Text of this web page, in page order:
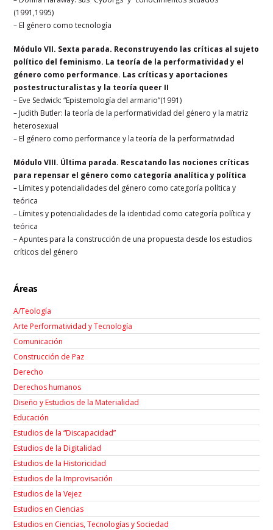
(1991,1995)
– El género como tecnología
Módulo VII. Sexta parada. Reconstruyendo las críticas al sujeto
político del feminismo. La teoría de la performatividad y el
género como performance. Las críticas y aportaciones
postestructuralistas y la teoría queer II
– Eve Sedwick: “Epistemología del armario”(1991)
– Judith Butler: la teoría de la performatividad del género y la matriz
heterosexual
– El género como performance y la teoría de la performatividad
Módulo VIII. Última parada. Rescatando las nociones críticas
para repensar el género como categoría analítica y política
– Límites y potencialidades del género como categoría política y
teórica
– Límites y potencialidades de la identidad como categoría política y
teórica
– Apuntes para la construcción de una propuesta desde los estudios
críticos del género
Áreas
A/Teología
Arte Performatividad y Tecnología
Comunicación
Construcción de Paz
Derecho
Derechos humanos
Diseño y Estudios de la Materialidad
Educación
Estudios de la “Discapacidad”
Estudios de la Digitalidad
Estudios de la Historicidad
Estudios de la Improvisación
Estudios de la Vejez
Estudios en Ciencias
Estudios en Ciencias, Tecnologías y Sociedad